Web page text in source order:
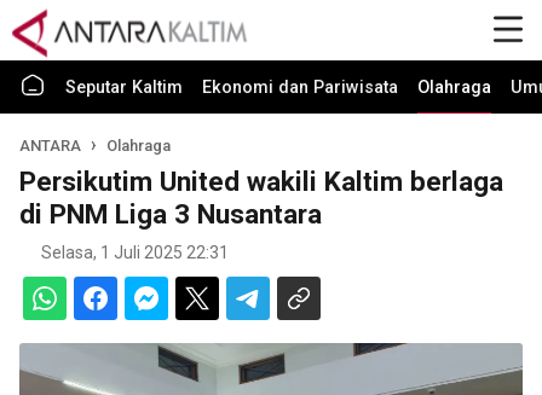
Seputar Kaltim Ekonomi dan Pariwisata Olahraga
ANTARA Olahraga
Persikutim United wakili Kaltim berlaga
di PNM Liga 3 Nusantara
Selasa, 1 Juli 2025 22:31